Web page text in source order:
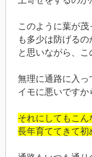
このように葉が
も多少は防げるの
と思いながら、こ
無理に通路に入
イモに悪いですか
それにしてもこん
長年育ててきて初